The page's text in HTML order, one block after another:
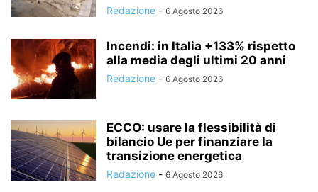
Redazione - 6 Agosto 2026
Incendi: in Italia +133% rispetto
alla media degli ultimi 20 anni
Redazione - 6 Agosto 2026
ECCO: usare la flessibilità di
bilancio Ue per finanziare la
transizione energetica
Redazione - 6 Agosto 2026